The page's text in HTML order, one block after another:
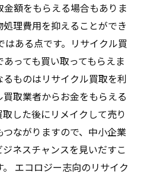
額をもらえる場合もありま
理費用を抑えることができ
はある点です。リサイクル買
っても買い取ってもらえま
ものはリサイクル買取を利
取業者からお金をもらえる
した後にリメイクして売り
ながりますので、中小企業
ネスチャンスを見いだすこ
エコロジー志向のリサイク